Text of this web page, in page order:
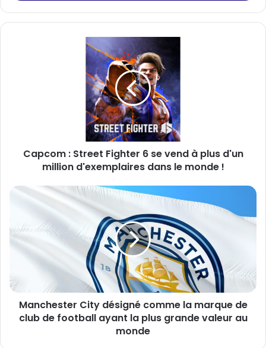
d'un
!
Capcom : Street Fighter 6 se vend à plus d'un
million d'exemplaires dans le monde !
Manchester
comme
club
de
football
ayant
Manchester City désigné comme la marque de
club de football ayant la plus grande valeur au
monde